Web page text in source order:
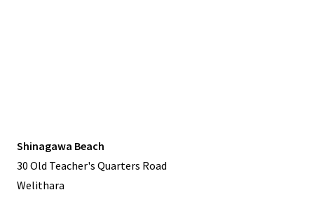
Shinagawa Beach
30 Old Teacher's Quarters Road
Welithara